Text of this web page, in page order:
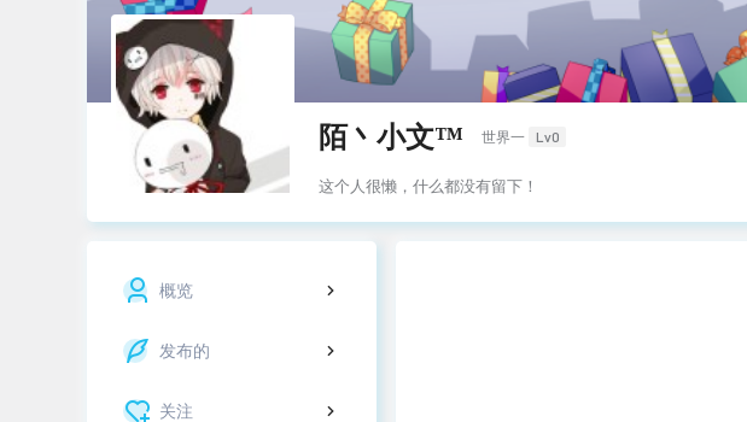
陌丶小文™ 世界一 Lv0
这个人很懒，什么都没有留下！
概览
发布的
关注